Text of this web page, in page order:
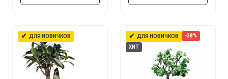
✔ ДЛЯ НОВИЧКОВ ✔ ДЛЯ НОВИЧКОВ
-38%
ХИТ